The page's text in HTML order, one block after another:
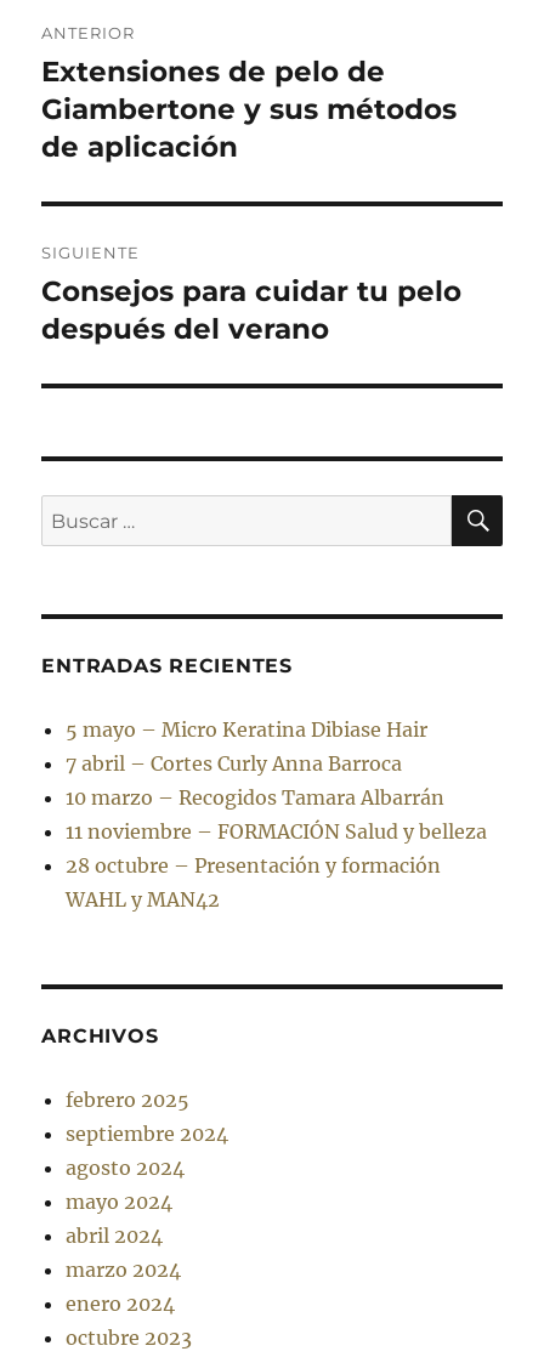
de
entradas
ANTERIOR
Entrada
anterior:
Extensiones de pelo de
Giambertone y sus métodos
de aplicación
SIGUIENTE
Entrada
siguiente:
Consejos para cuidar tu pelo
después del verano
Buscar
por:
ENTRADAS RECIENTES
5 mayo – Micro Keratina Dibiase Hair
7 abril – Cortes Curly Anna Barroca
10 marzo – Recogidos Tamara Albarrán
11 noviembre – FORMACIÓN Salud y belleza
28 octubre – Presentación y formación
WAHL y MAN42
ARCHIVOS
febrero 2025
septiembre 2024
agosto 2024
mayo 2024
abril 2024
marzo 2024
enero 2024
octubre 2023